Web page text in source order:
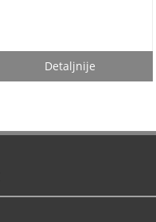
Detaljnije